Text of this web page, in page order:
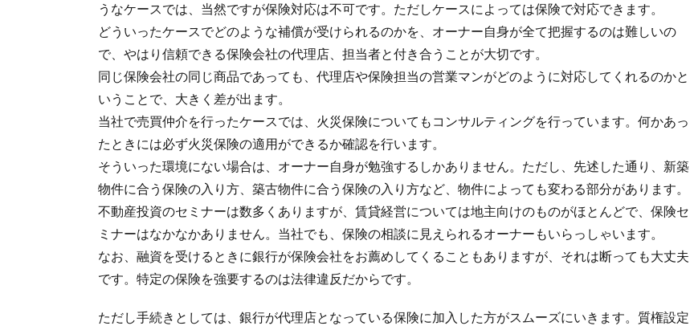
うなケースでは、当然ですが保険対応は不可です。ただしケースによっては保険で対応できます。
どういったケースでどのような補償が受けられるのかを、オーナー自身が全て把握するのは難しいの
で、やはり信頼できる保険会社の代理店、担当者と付き合うことが大切です。
同じ保険会社の同じ商品であっても、代理店や保険担当の営業マンがどのように対応してくれるのかと
いうことで、大きく差が出ます。
当社で売買仲介を行ったケースでは、火災保険についてもコンサルティングを行っています。何かあっ
たときには必ず火災保険の適用ができるか確認を行います。
そういった環境にない場合は、オーナー自身が勉強するしかありません。ただし、先述した通り、新築
物件に合う保険の入り方、築古物件に合う保険の入り方など、物件によっても変わる部分があります。
不動産投資のセミナーは数多くありますが、賃貸経営については地主向けのものがほとんどで、保険セ
ミナーはなかなかありません。当社でも、保険の相談に見えられるオーナーもいらっしゃいます。
なお、融資を受けるときに銀行が保険会社をお薦めしてくることもありますが、それは断っても大丈夫
です。特定の保険を強要するのは法律違反だからです。
ただし手続きとしては、銀行が代理店となっている保険に加入した方がスムーズにいきます。質権設定